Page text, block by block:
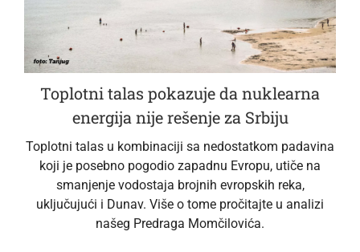
Toplotni talas pokazuje da nuklearna
energija nije rešenje za Srbiju
Toplotni talas u kombinaciji sa nedostatkom padavina
koji je posebno pogodio zapadnu Evropu, utiče na
smanjenje vodostaja brojnih evropskih reka,
uključujući i Dunav. Više o tome pročitajte u analizi
našeg Predraga Momčilovića.